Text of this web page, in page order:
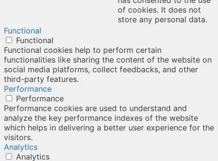
of cookies. It does not
store any personal data.
Functional
Functional
Functional cookies help to perform certain
functionalities like sharing the content of the website on
social media platforms, collect feedbacks, and other
third-party features.
Performance
Performance
Performance cookies are used to understand and
analyze the key performance indexes of the website
which helps in delivering a better user experience for the
visitors.
Analytics
Analytics